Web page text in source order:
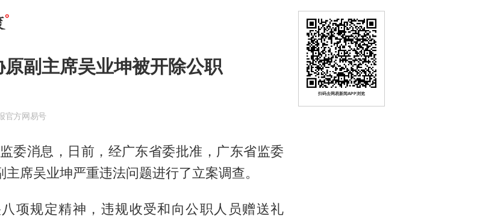
副主席吴业坤被开除公职
官方网易号
委消息，日前，经广东省委批准，广东省监委
席吴业坤严重违法问题进行了立案调查。
项规定精神，违规收受和向公职人员赠送礼
扫码去网易新闻APP浏览